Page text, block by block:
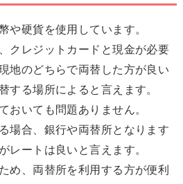
や硬貨を使用しています。
クレジットカードと現金が必要
地のどちらで両替した方が良い
する場所によると言えます。
おいても問題ありません。
場合、銀行や両替所となります
レートは良いと言えます。
め、両替所を利用する方が便利